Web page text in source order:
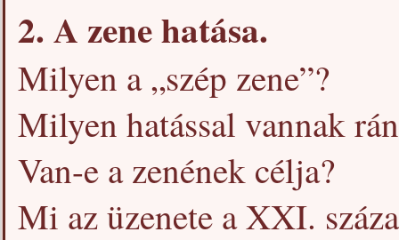
2. A zene hatása.
Milyen a „szép zene”?
Milyen hatással vannak
Van-e a zenének célja?
Mi az üzenete a XXI.